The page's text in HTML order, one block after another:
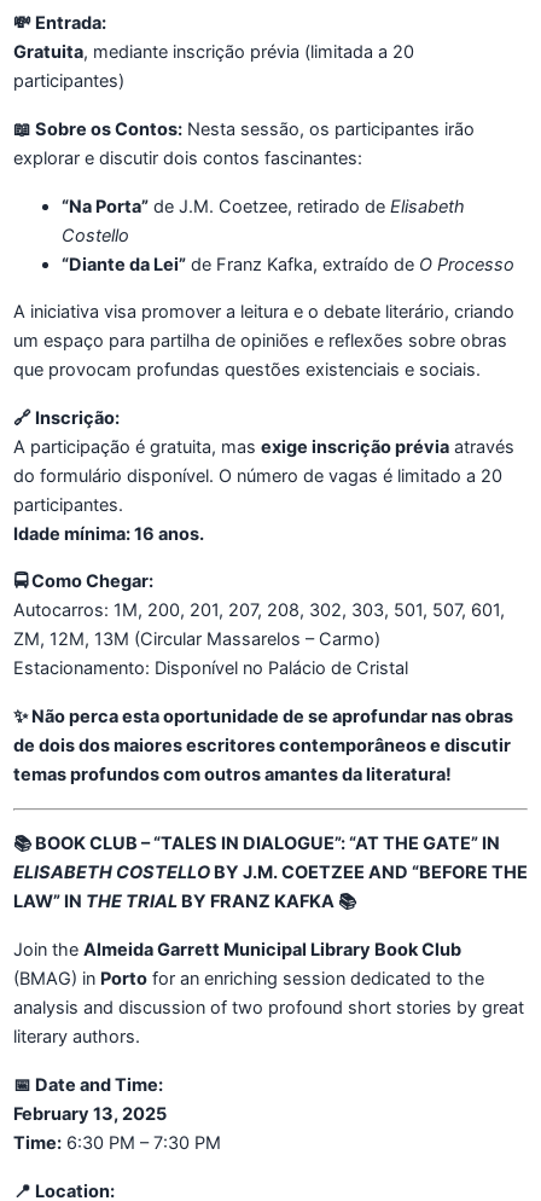
💸 Entrada:
Gratuita, mediante inscrição prévia (limitada a 20
participantes)
📖 Sobre os Contos: Nesta sessão, os participantes irão
explorar e discutir dois contos fascinantes:
“Na Porta” de J.M. Coetzee, retirado de Elisabeth
Costello
“Diante da Lei” de Franz Kafka, extraído de O Processo
A iniciativa visa promover a leitura e o debate literário, criando
um espaço para partilha de opiniões e reflexões sobre obras
que provocam profundas questões existenciais e sociais.
🔗 Inscrição:
A participação é gratuita, mas exige inscrição prévia através
do formulário disponível. O número de vagas é limitado a 20
participantes.
Idade mínima: 16 anos.
🚍 Como Chegar:
Autocarros: 1M, 200, 201, 207, 208, 302, 303, 501, 507, 601,
ZM, 12M, 13M (Circular Massarelos – Carmo)
Estacionamento: Disponível no Palácio de Cristal
✨ Não perca esta oportunidade de se aprofundar nas obras
de dois dos maiores escritores contemporâneos e discutir
temas profundos com outros amantes da literatura!
📚 BOOK CLUB – “TALES IN DIALOGUE”: “AT THE GATE” IN
ELISABETH COSTELLO BY J.M. COETZEE AND “BEFORE THE
LAW” IN THE TRIAL BY FRANZ KAFKA 📚
Join the Almeida Garrett Municipal Library Book Club
(BMAG) in Porto for an enriching session dedicated to the
analysis and discussion of two profound short stories by great
literary authors.
📅 Date and Time:
February 13, 2025
Time: 6:30 PM – 7:30 PM
📍 Location: